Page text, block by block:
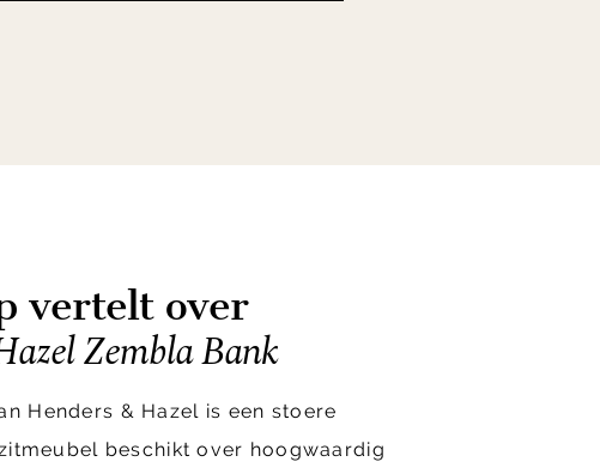
vertelt over
Zembla Bank
Henders & Hazel is een stoere
beschikt over hoogwaardig